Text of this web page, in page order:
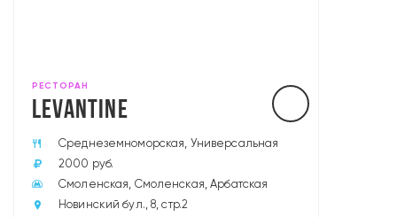
РЕСТОРАН
LEVANTINE
Среднеземноморская, Универсальная
2000 руб.
Смоленская, Смоленская, Арбатская
Новинский бул., 8, стр.2